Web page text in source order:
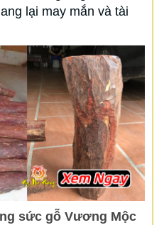
lại may mắn và tài
sức gỗ Vương Mộc